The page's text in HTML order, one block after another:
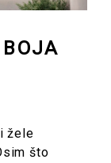
žele
što